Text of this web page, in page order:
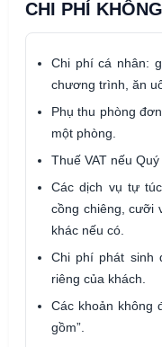
CHI PHÍ
Chi phí cá nhân:
chương trình, ăn
Phụ thu phòng
một phòng.
Thuế VAT nếu
Các dịch vụ tự
cồng chiêng, cưỡi
khác nếu có.
Chi phí phát sinh
riêng của khách.
Các khoản không
gồm”.